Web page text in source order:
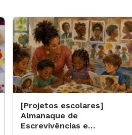
[Projetos escolares]
Almanaque de
Escrevivências e